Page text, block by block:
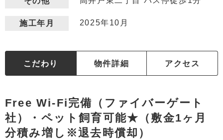
施工年月 2025年10月
こだわり 物件詳細 アクセス
Free Wi-Fi完備（ファイバーゲート
社）・ペット飼育可能★（敷金1ヶ月
分積み増し※退去時償却）